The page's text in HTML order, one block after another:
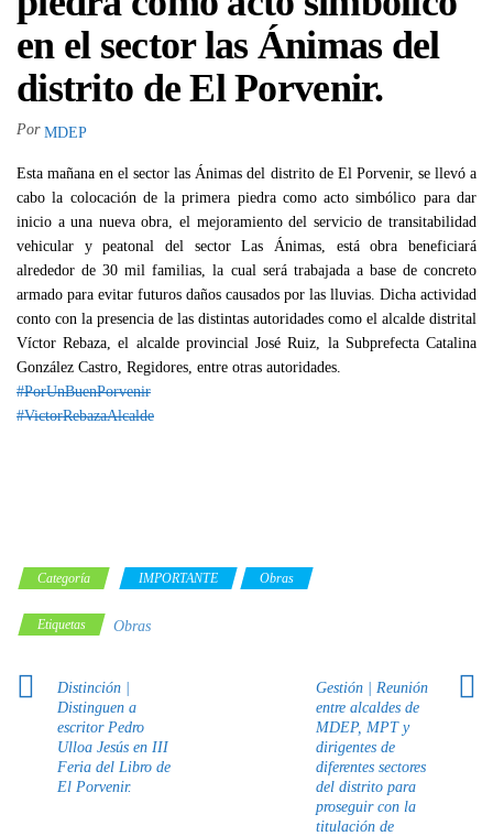
en el sector las Ánimas del
distrito de El Porvenir.
Por MDEP
Esta mañana en el sector las Ánimas del distrito de El Porvenir, se llevó a
cabo la colocación de la primera piedra como acto simbólico para dar
inicio a una nueva obra, el mejoramiento del servicio de transitabilidad
vehicular y peatonal del sector Las Ánimas, está obra beneficiará
alrededor de 30 mil familias, la cual será trabajada a base de concreto
armado para evitar futuros daños causados por las lluvias. Dicha actividad
conto con la presencia de las distintas autoridades como el alcalde distrital
Víctor Rebaza, el alcalde provincial José Ruiz, la Subprefecta Catalina
González Castro, Regidores, entre otras autoridades.
#PorUnBuenPorvenir
#VictorRebazaAlcalde
Categoría IMPORTANTE Obras
Etiquetas Obras
Distinción |
Distinguen a
escritor Pedro
Ulloa Jesús en III
Feria del Libro de
El Porvenir.
Gestión | Reunión
entre alcaldes de
MDEP, MPT y
dirigentes de
diferentes sectores
del distrito para
proseguir con la
titulación de